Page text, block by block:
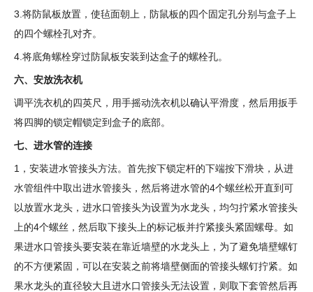
3.将防鼠板放置，使毡面朝上，防鼠板的四个固定孔分别与盒子上
的四个螺栓孔对齐。
4.将底角螺栓穿过防鼠板安装到达盒子的螺栓孔。
六、安放洗衣机
调平洗衣机的四英尺，用手摇动洗衣机以确认平滑度，然后用扳手
将四脚的锁定帽锁定到盒子的底部。
七、进水管的连接
1，安装进水管接头方法。首先按下锁定杆的下端按下滑块，从进
水管组件中取出进水管接头，然后将进水管的4个螺丝松开直到可
以放置水龙头，进水口管接头为设置为水龙头，均匀拧紧水管接头
上的4个螺丝，然后取下接头上的标记板并拧紧接头紧固螺母。如
果进水口管接头要安装在靠近墙壁的水龙头上，为了避免墙壁螺钉
的不方便紧固，可以在安装之前将墙壁侧面的管接头螺钉拧紧。如
果水龙头的直径较大且进水口管接头无法设置，则取下套管然后再